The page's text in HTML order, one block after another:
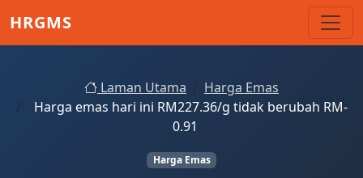
HRGMS
Laman Utama
Harga Emas
Harga emas hari ini RM227.36/g tidak berubah RM-
0.91
Harga Emas